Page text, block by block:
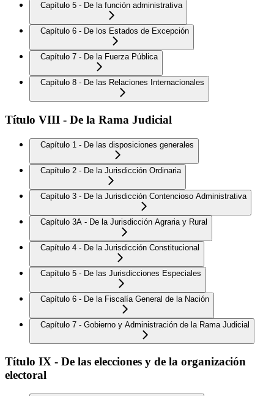
Capítulo 5 - De la función administrativa
Capítulo 6 - De los Estados de Excepción
Capítulo 7 - De la Fuerza Pública
Capítulo 8 - De las Relaciones Internacionales
Título VIII - De la Rama Judicial
Capítulo 1 - De las disposiciones generales
Capítulo 2 - De la Jurisdicción Ordinaria
Capítulo 3 - De la Jurisdicción Contencioso Administrativa
Capítulo 3A - De la Jurisdicción Agraria y Rural
Capítulo 4 - De la Jurisdicción Constitucional
Capítulo 5 - De las Jurisdicciones Especiales
Capítulo 6 - De la Fiscalía General de la Nación
Capítulo 7 - Gobierno y Administración de la Rama Judicial
Título IX - De las elecciones y de la organización
electoral